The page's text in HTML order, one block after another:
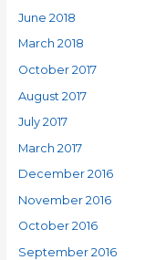
June 2018
March 2018
October 2017
August 2017
July 2017
March 2017
December 2016
November 2016
October 2016
September 2016